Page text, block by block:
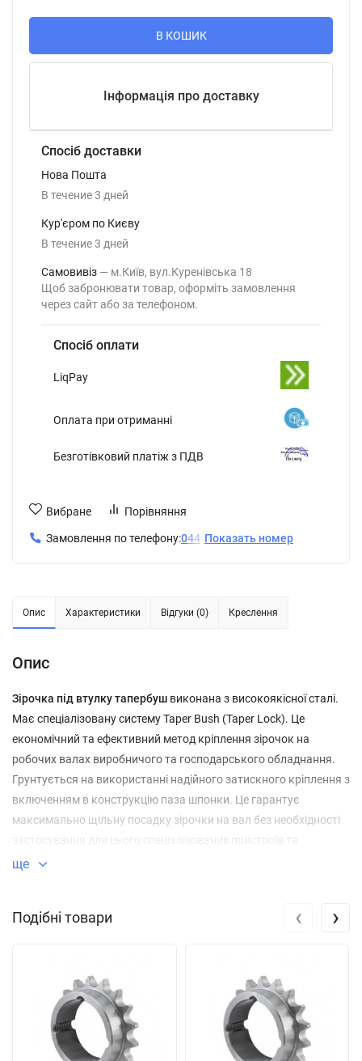
В КОШИК
Інформація про доставку
Спосіб доставки
Нова Пошта
В течение3 дней
Кур'єром по Києву
В течение3 дней
Самовивіз
м.Київ, вул.Куренівська 18
Щоб забронювати товар, оформіть замовлення
через сайт або за телефоном.
Спосіб оплати
LiqPay
Оплата при отриманні
Безготівковий платіж з ПДВ
Вибране Порівняння
Замовлення по телефону:044 Показать номер
Опис Характеристики Відгуки (0) Креслення
Опис
Зірочка під втулку тапербуш виконана з високоякісної сталі.
Має спеціалізовану систему Taper Bush (Taper Lock). Це
економічний та ефективний метод кріплення зірочок на
робочих валах виробничого та господарського обладнання.
Грунтується на використанні надійного затискного кріплення з
включенням в конструкцію паза шпонки. Це гарантує
максимально щільну посадку зірочки на вал без необхідності
застосування для цього спеціалізованих пристроїв та
інструментів.
ще
Подібні товари ‹ ›